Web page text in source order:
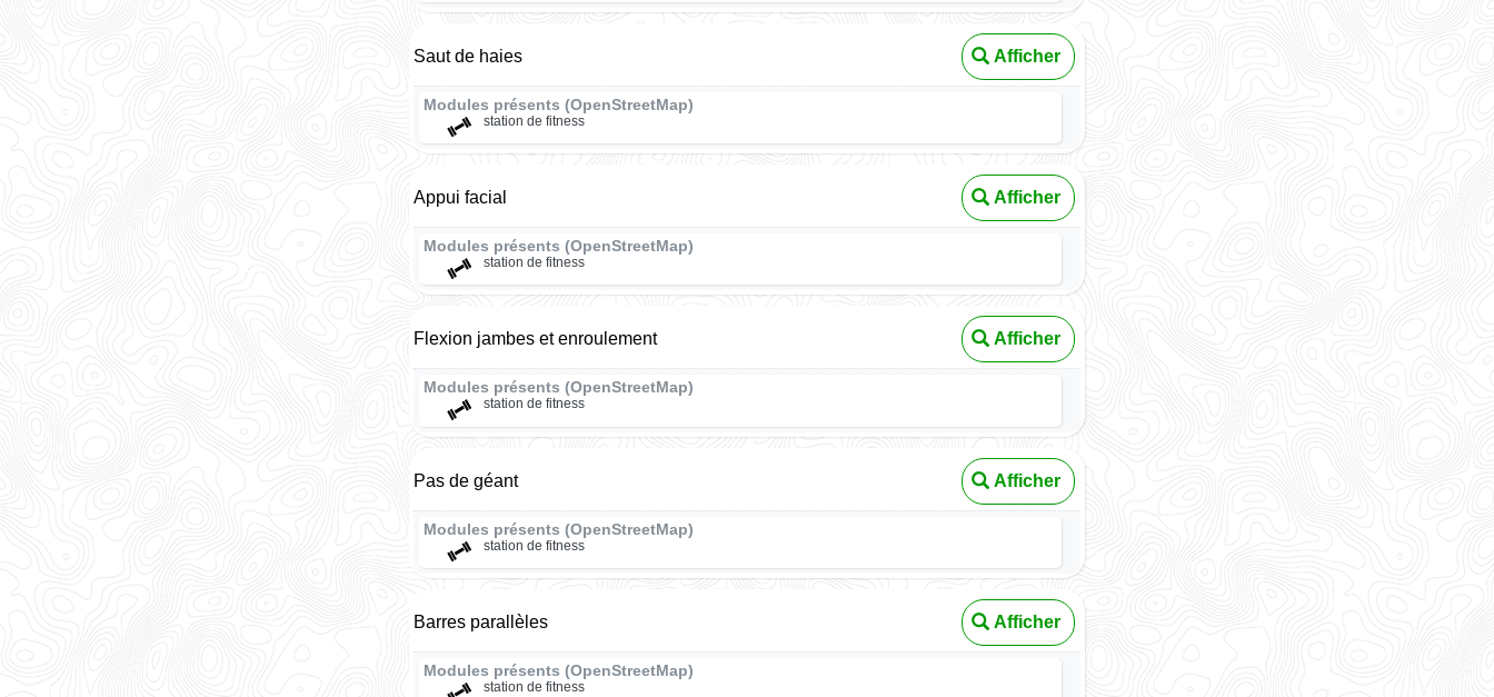
Saut de haies Afficher
Modules présents (OpenStreetMap)
station de fitness
Appui facial Afficher
Modules présents (OpenStreetMap)
station de fitness
Flexion jambes et enroulement Afficher
Modules présents (OpenStreetMap)
station de fitness
Pas de géant Afficher
Modules présents (OpenStreetMap)
station de fitness
Barres parallèles Afficher
Modules présents (OpenStreetMap)
station de fitness